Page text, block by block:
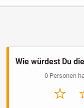
Wie würdest Du
0 Personen